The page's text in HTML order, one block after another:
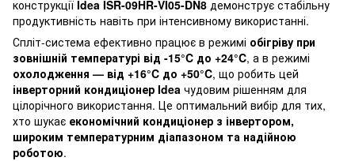
конструкції Idea ISR-09HR-VI05-DN8 демонструє стабільну
продуктивність навіть при інтенсивному використанні.
Спліт-система ефективно працює в режимі обігріву при
зовнішній температурі від -15°C до +24°C, а в режимі
охолодження — від +16°C до +50°C, що робить цей
інверторний кондиціонер Idea чудовим рішенням для
цілорічного використання. Це оптимальний вибір для тих,
хто шукає економічний кондиціонер з інвертором,
широким температурним діапазоном та надійною
роботою.